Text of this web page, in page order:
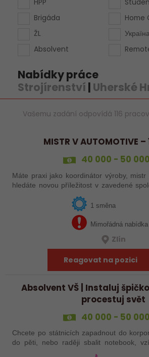
Brigáda
ŽL
Absolvent
Home
Nabídky práce
Strojírenství | Uherské
Vašemu zadání odpovídá 116
MISTR V AUTOMOTIVE –
40 000 - 50
Máte praxi jako koordinátor výroby,
hledáte novou příležitost v zavedené
zakázek a bohatou nabídkou firemních
1 směna
Mimořádná nabídka
Zlín
Reagovat na pozici
Absolvent VŠ | Instaluj
procestuj svět
40 000 - 50
Chcete po státnicích zapadnout do
do pěti, nebo raději sbalit notebook,